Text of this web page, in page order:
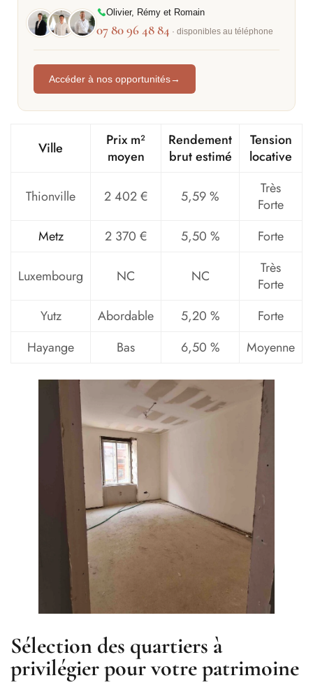
Olivier, Rémy et Romain
07 80 96 48 84 · disponibles au téléphone
Accéder à nos opportunités→
Ville
Prix m²
moyen
Rendement
brut estimé
Tension
locative
Thionville 2 402 € 5,59 %
Très
Forte
Metz
2 370 € 5,50 % Forte
Luxembourg NC NC
Très
Forte
Yutz
Abordable 5,20 %
Forte
Hayange
Bas 6,50 % Moyenne
Sélection des quartiers à
privilégier pour votre patrimoine